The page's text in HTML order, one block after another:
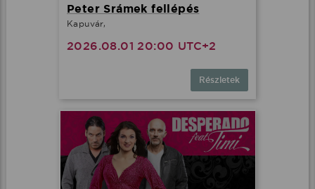
Peter Srámek fellépés
Kapuvár,
2026.08.01 20:00 UTC+2
Részletek